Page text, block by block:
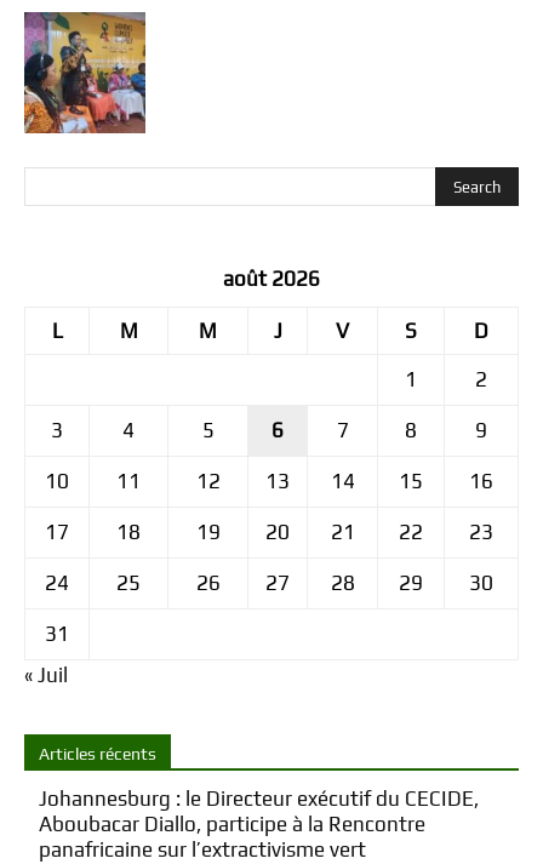
août 2026
L M M J V S
D
1
2
3 4 5 6 7 8 9
10 11 12 13 14 15 16
17 18 19 20 21 22 23
24 25 26 27 28 29 30
31
« Juil
Articles récents
Johannesburg : le Directeur exécutif du CECIDE,
Aboubacar Diallo, participe à la Rencontre
panafricaine sur l’extractivisme vert